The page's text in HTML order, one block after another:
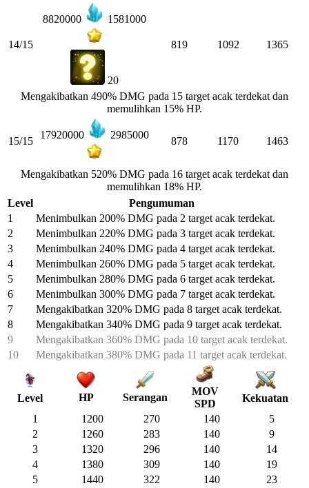
14/15
8820000 1581000
20
819 1092 1365
Mengakibatkan 490% DMG pada 15 target acak terdekat dan
memulihkan 15% HP.
15/15
17920000 2985000
878 1170 1463
Mengakibatkan 520% DMG pada 16 target acak terdekat dan
memulihkan 18% HP.
Level
Pengumuman
1
Menimbulkan 200% DMG pada 2 target acak terdekat.
2
Menimbulkan 220% DMG pada 3 target acak terdekat.
3
Menimbulkan 240% DMG pada 4 target acak terdekat.
4
Menimbulkan 260% DMG pada 5 target acak terdekat.
5
Menimbulkan 280% DMG pada 6 target acak terdekat.
6
Menimbulkan 300% DMG pada 7 target acak terdekat.
7
Mengakibatkan 320% DMG pada 8 target acak terdekat.
8
Mengakibatkan 340% DMG pada 9 target acak terdekat.
9
Mengakibatkan 360% DMG pada 10 target acak terdekat.
10
Mengakibatkan 380% DMG pada 11 target acak terdekat.
Level HP Serangan
MOV
SPD
Kekuatan
1
1200 270 140
5
2
1260 283 140
9
3
1320 296 140
14
4
1380 309 140
19
5
1440 322 140
23